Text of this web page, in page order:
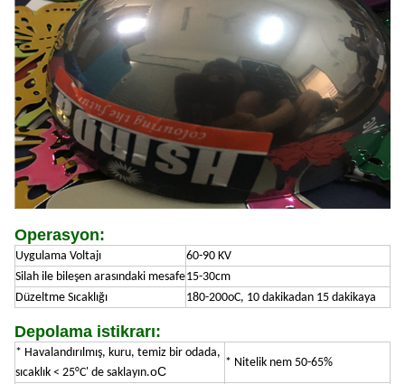
Operasyon:
Uygulama Voltajı
60-90 KV
Silah ile bileşen arasındaki mesafe15-30cm
Düzeltme Sıcaklığı
180-200oC, 10 dakikadan 15 dakikaya
Depolama istikrarı:
* Havalandırılmış, kuru, temiz bir odada,
sıcaklık < 25°C' de saklayın.oC
* Nitelik nem 50-65%